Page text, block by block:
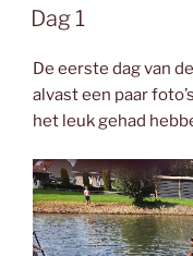
OP
Dag 1
De eerste dag van
alvast een paar
het leuk gehad